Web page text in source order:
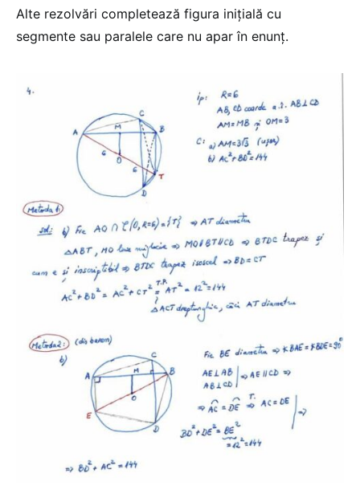
Alte rezolvări completează figura inițială cu
segmente sau paralele care nu apar în enunț.